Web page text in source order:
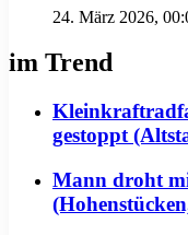
24. März 2026,
im Trend
gestoppt
Mann droht